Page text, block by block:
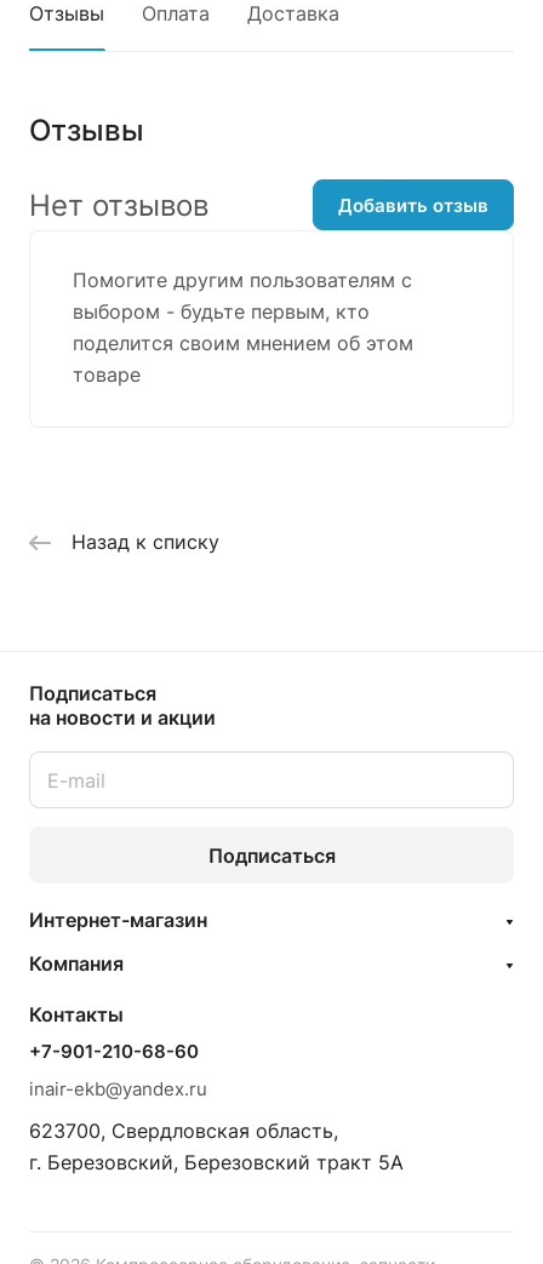
Отзывы Оплата Доставка
Отзывы
Помогите другим пользователям с
выбором - будьте первым, кто
поделится своим мнением об этом
товаре
Нет отзывов Добавить отзыв
Назад к списку
Подписаться
на новости и акции
Подписаться
Интернет-магазин
Компания
Контакты
+7-901-210-68-60
inair-ekb@yandex.ru
623700, Свердловская область,
г. Березовский, Березовский тракт 5А